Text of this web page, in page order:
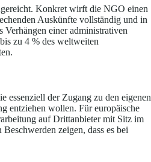
Konkret wirft die NGO einen
Auskünfte vollständig und in
Verhängen einer administrativen
zu 4 % des weltweiten
essenziell der Zugang zu den eigenen
entziehen wollen. Für europäische
auf Drittanbieter mit Sitz im
zeigen, dass es bei